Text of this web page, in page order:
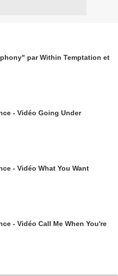
par Within Temptation et
- Vidéo Going Under
- Vidéo What You Want
- Vidéo Call Me When You're